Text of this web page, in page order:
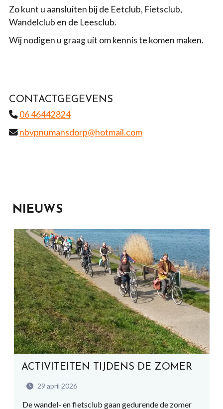
Zo kunt u aansluiten bij de Eetclub, Fietsclub,
Wandelclub en de Leesclub.
Wij nodigen u graag uit om kennis te komen maken.
CONTACTGEGEVENS
06 46442824
nbvpnumansdorp@hotmail.com
NIEUWS
ACTIVITEITEN TIJDENS DE ZOMER
29 april 2026
De wandel- en fietsclub gaan gedurende de zomer